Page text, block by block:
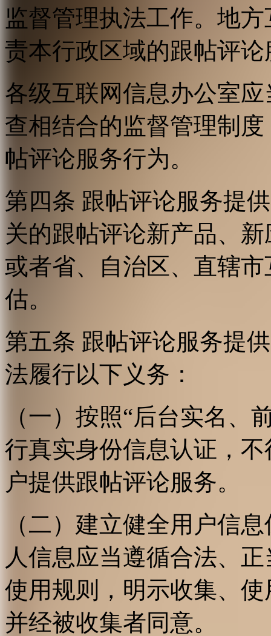
监督管理执法工作。地
责本行政区域的跟帖评
各级互联网信息办公室
查相结合的监督管理制
帖评论服务行为。
第四条 跟帖评论服务提
关的跟帖评论新产品、
或者省、自治区、直辖
估。
第五条 跟帖评论服务提
法履行以下义务：
（一）按照“后台实名、
行真实身份信息认证，
户提供跟帖评论服务。
（二）建立健全用户信
人信息应当遵循合法、
使用规则，明示收集、
并经被收集者同意。